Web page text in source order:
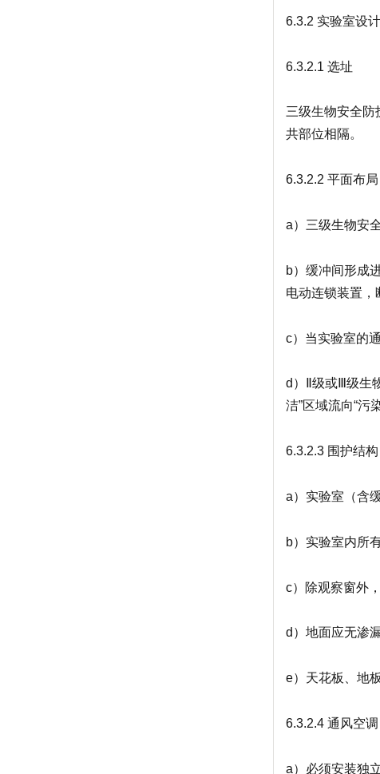
6.3.2 实验室设
6.3.2.1 选址
三级生物安全防
共部位相隔。
6.3.2.2 平面布局
a）三级生物安
b）缓冲间形成
电动连锁装置，
c）当实验室的
d）Ⅱ级或Ⅲ级生
洁”区域流向“污
6.3.2.3 围护结构
a）实验室（含
b）实验室内所
c）除观察窗外
d）地面应无渗
e）天花板、地
6.3.2.4 通风空调
a）必须安装独